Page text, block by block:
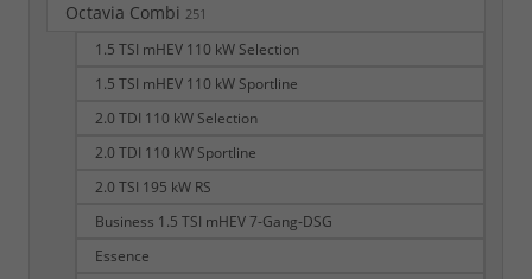
Octavia Combi 251
1.5 TSI mHEV 110 kW Selection
1.5 TSI mHEV 110 kW Sportline
2.0 TDI 110 kW Selection
2.0 TDI 110 kW Sportline
2.0 TSI 195 kW RS
Business 1.5 TSI mHEV 7-Gang-DSG
Essence